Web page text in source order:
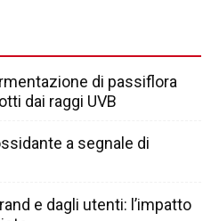
di passiflora
dai raggi UVB
a segnale di
e dagli utenti: l’impatto